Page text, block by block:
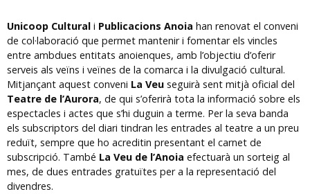
Unicoop Cultural i Publicacions Anoia han renovat el conveni
de col·laboració que permet mantenir i fomentar els vincles
entre ambdues entitats anoienques, amb l’objectiu d’oferir
serveis als veïns i veïnes de la comarca i la divulgació cultural.
Mitjançant aquest conveni La Veu seguirà sent mitjà oficial del
Teatre de l’Aurora, de qui s’oferirà tota la informació sobre els
espectacles i actes que s’hi duguin a terme. Per la seva banda
els subscriptors del diari tindran les entrades al teatre a un preu
reduït, sempre que ho acreditin presentant el carnet de
subscripció. També La Veu de l’Anoia efectuarà un sorteig al
mes, de dues entrades gratuïtes per a la representació del
divendres.